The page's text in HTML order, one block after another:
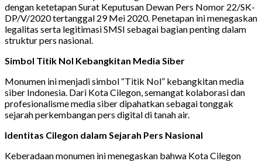
dengan ketetapan Surat Keputusan Dewan Pers Nomor 22/SK-
DP/V/2020 tertanggal 29 Mei 2020. Penetapan ini menegaskan
legalitas serta legitimasi SMSI sebagai bagian penting dalam
struktur pers nasional.
Simbol Titik Nol Kebangkitan Media Siber
Monumen ini menjadi simbol “Titik Nol” kebangkitan media
siber Indonesia. Dari Kota Cilegon, semangat kolaborasi dan
profesionalisme media siber dipahatkan sebagai tonggak
sejarah perkembangan pers digital di tanah air.
Identitas Cilegon dalam Sejarah Pers Nasional
Keberadaan monumen ini menegaskan bahwa Kota Cilegon